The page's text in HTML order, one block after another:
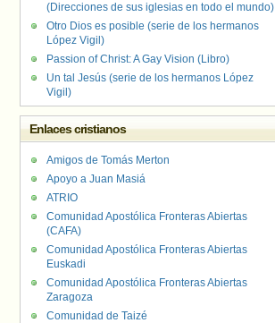
(Direcciones de sus iglesias en todo el mundo)
Otro Dios es posible (serie de los hermanos
López Vigil)
Passion of Christ: A Gay Vision (Libro)
Un tal Jesús (serie de los hermanos López
Vigil)
Enlaces cristianos
Amigos de Tomás Merton
Apoyo a Juan Masiá
ATRIO
Comunidad Apostólica Fronteras Abiertas
(CAFA)
Comunidad Apostólica Fronteras Abiertas
Euskadi
Comunidad Apostólica Fronteras Abiertas
Zaragoza
Comunidad de Taizé